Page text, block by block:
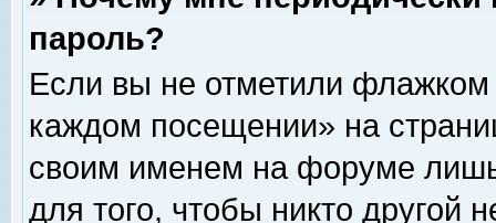
пароль?
Если вы не отметили флажком
каждом посещении» на
своим именем на форуме
для того, чтобы никто другой